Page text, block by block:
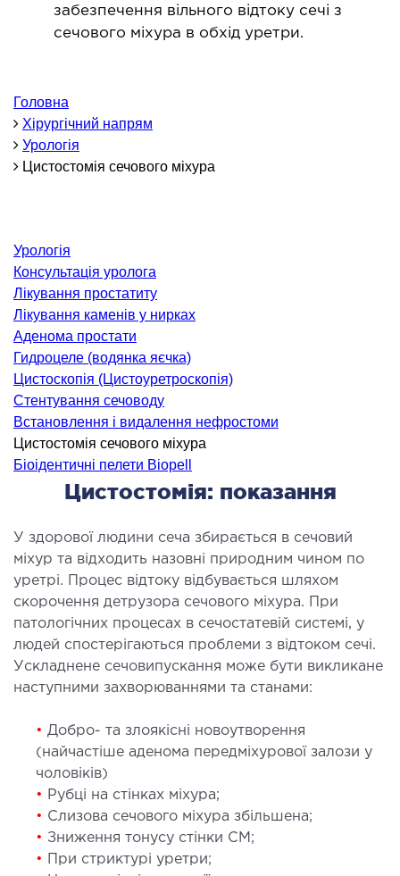
ТА ОНКОХІРУРГІЯ
і нутриціологія
терапія
допомога
ЗАХВОРЮВАННЯ
горла і гортані
носа
вух
І ЛОР-ХІРУРГІЯ
лікування порожнини носа і
пазух
лікування захворювань та патологій
і глотки
лікування хропіння
забезпечення вільного відтоку сечі з
сечового міхура в обхід уретри.
Головна
Хірургічний напрям
Урологія
Цистостомія сечового міхура
Урологія
Консультація уролога
Лікування простатиту
Лікування каменів у нирках
Аденома простати
Гидроцеле (водянка яєчка)
Цистоскопія (Цистоуретроскопія)
Стентування сечоводу
Встановлення і видалення нефростоми
Цистостомія сечового міхура
Біоідентичні пелети Biopell
Цистостомія: показання
У здорової людини сеча збирається в сечовий
міхур та відходить назовні природним чином по
уретрі. Процес відтоку відбувається шляхом
скорочення детрузора сечового міхура. При
патологічних процесах в сечостатевій системі, у
людей спостерігаються проблеми з відтоком сечі.
Ускладнене сечовипускання може бути викликане
наступними захворюваннями та станами:
• Добро- та злоякісні новоутворення
(найчастіше аденома передміхурової залози у
чоловіків)
• Рубці на стінках міхура;
• Слизова сечового міхура збільшена;
• Зниження тонусу стінки СМ;
•
При стриктурі уретри;